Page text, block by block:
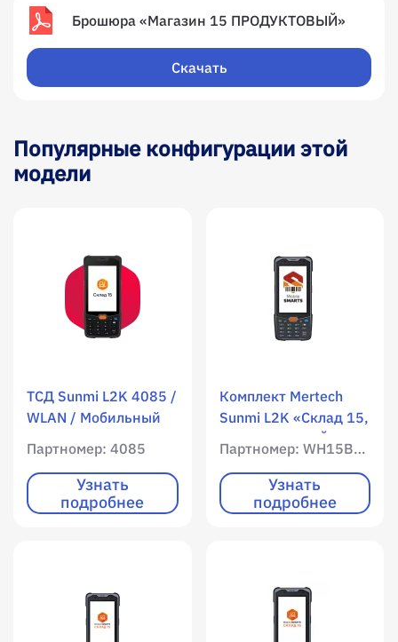
Брошюра «Магазин 15 ПРОДУКТОВЫЙ»
Скачать
Популярные конфигурации этой
модели
ТСД Sunmi L2K 4085 /
WLAN / Мобильный
интернет / 2050 RAM
/ 16380 ROM /
Цветной экран /
Цифровая
4750 / 1D / 2D /
фотокамера / Android
Партномер: 4085
Узнать
подробнее
Комплект Mertech
Sunmi L2K «Склад 15,
РАСШИРЕННЫЙ с
Кировкой» / WLAN /
Мобильный интернет
/ 2050 RAM / 16380
Имиджер
(фотосканер) Zebra
4750 / 1D / 2D /
Партномер: WH15BK-OEM-L2K
Узнать
подробнее